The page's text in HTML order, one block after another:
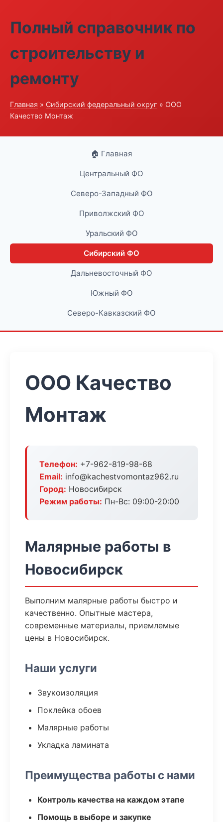
Полный справочник по
строительству и
ремонту
Главная » Сибирский федеральный округ » ООО
Качество Монтаж
🏠 Главная
Центральный ФО
Северо-Западный ФО
Приволжский ФО
Уральский ФО
Сибирский ФО
Дальневосточный ФО
Южный ФО
Северо-Кавказский ФО
ООО Качество
Монтаж
Телефон: +7-962-819-98-68
Email: info@kachestvomontaz962.ru
Город: Новосибирск
Режим работы: Пн-Вс: 09:00-20:00
Малярные работы в
Новосибирск
Выполним малярные работы быстро и
качественно. Опытные мастера,
современные материалы, приемлемые
цены в Новосибирск.
Наши услуги
Звукоизоляция
Поклейка обоев
Малярные работы
Укладка ламината
Преимущества работы с нами
Контроль качества на каждом этапе
Помощь в выборе и закупке